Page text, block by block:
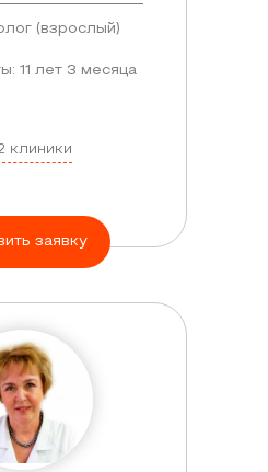
(взрослый)
11 лет 3 месяца
клиники
заявку